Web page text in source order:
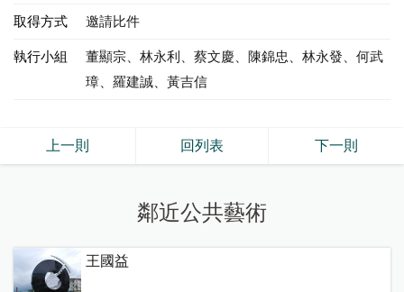
取得方式 邀請比件
執行小組
董顯宗、林永利、蔡文慶、陳錦忠、林永發、何武
璋、羅建誠、黃吉信
上一則 回列表 下一則
鄰近公共藝術
王國益